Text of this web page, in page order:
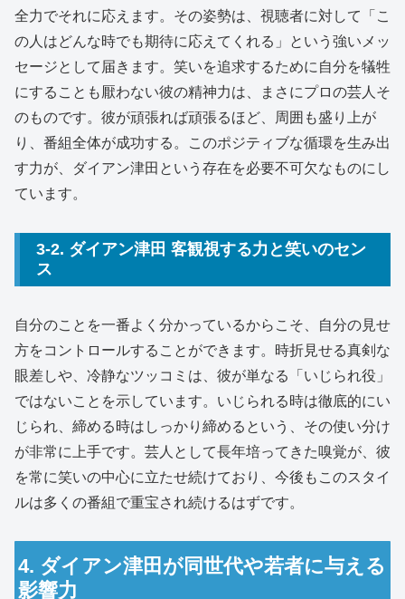
全力でそれに応えます。その姿勢は、視聴者に対して「こ
の人はどんな時でも期待に応えてくれる」という強いメッ
セージとして届きます。笑いを追求するために自分を犠牲
にすることも厭わない彼の精神力は、まさにプロの芸人そ
のものです。彼が頑張れば頑張るほど、周囲も盛り上が
り、番組全体が成功する。このポジティブな循環を生み出
す力が、ダイアン津田という存在を必要不可欠なものにし
ています。
3-2. ダイアン津田 客観視する力と笑いのセン
ス
自分のことを一番よく分かっているからこそ、自分の見せ
方をコントロールすることができます。時折見せる真剣な
眼差しや、冷静なツッコミは、彼が単なる「いじられ役」
ではないことを示しています。いじられる時は徹底的にい
じられ、締める時はしっかり締めるという、その使い分け
が非常に上手です。芸人として長年培ってきた嗅覚が、彼
を常に笑いの中心に立たせ続けており、今後もこのスタイ
ルは多くの番組で重宝され続けるはずです。
4. ダイアン津田が同世代や若者に与える
影響力